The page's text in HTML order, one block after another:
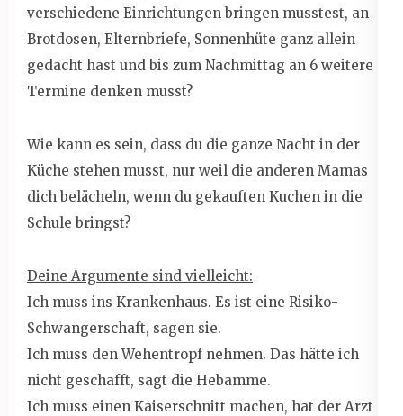
verschiedene Einrichtungen bringen musstest, an
Brotdosen, Elternbriefe, Sonnenhüte ganz allein
gedacht hast und bis zum Nachmittag an 6 weitere
Termine denken musst?
Wie kann es sein, dass du die ganze Nacht in der
Küche stehen musst, nur weil die anderen Mamas
dich belächeln, wenn du gekauften Kuchen in die
Schule bringst?
Deine Argumente sind vielleicht:
Ich muss ins Krankenhaus. Es ist eine Risiko-
Schwangerschaft, sagen sie.
Ich muss den Wehentropf nehmen. Das hätte ich
nicht geschafft, sagt die Hebamme.
Ich muss einen Kaiserschnitt machen, hat der Arzt